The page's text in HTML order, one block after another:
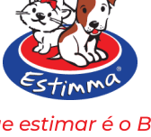
estimar é o